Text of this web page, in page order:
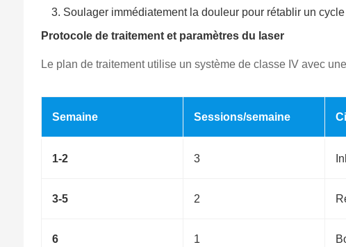
Soulager immédiatement la douleur pour rétablir un
Protocole de traitement et paramètres du laser
Le plan de traitement utilise un système de classe IV avec
Semaine Sessions/semaine
1-2 3
3-5 2
6 1